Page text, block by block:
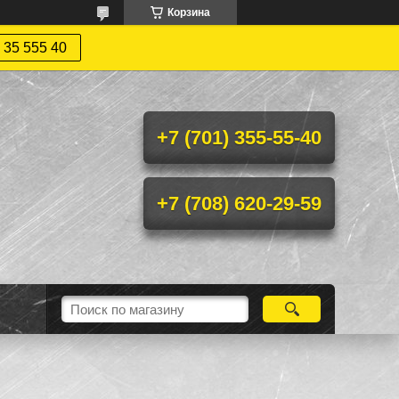
Корзина
35 555 40
+7 (701) 355-55-40
+7 (708) 620-29-59